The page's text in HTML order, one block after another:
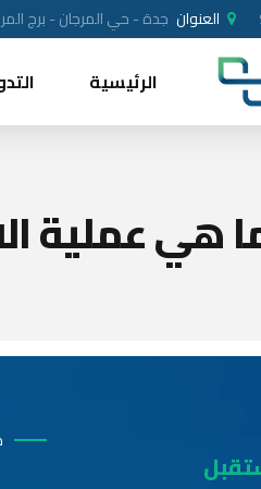
العنوان جدة - حي المرجان - برج
الرئيسية
هي عملية